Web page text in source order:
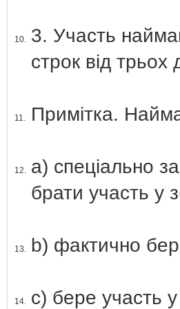
10. 3. Участь
строк від трьох
11. Примітка.
12. а) спеціально
брати участь у
13. b) фактично
14. с) бере участь